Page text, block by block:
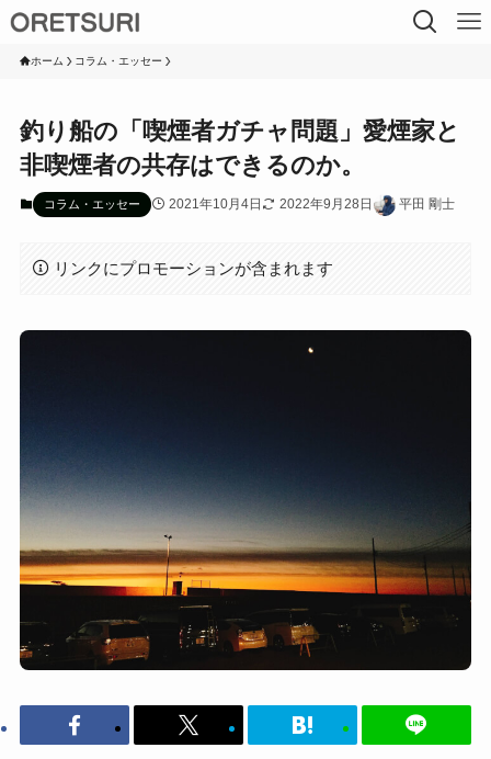
ホーム コラム・エッセー
釣り船の「喫煙者ガチャ問題」愛煙家と
非喫煙者の共存はできるのか。
コラム・エッセー 2021年10月4日 2022年9月28日 平田 剛士
リンクにプロモーションが含まれます